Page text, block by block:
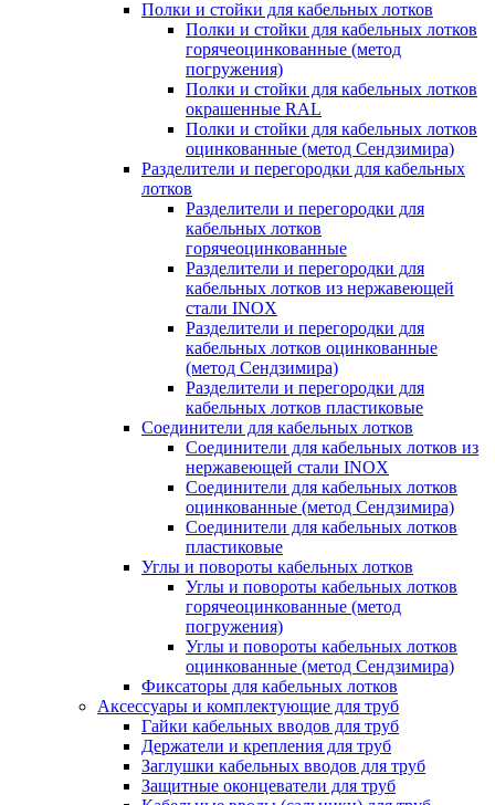
Полки и стойки для кабельных лотков
Полки и стойки для кабельных лотков
горячеоцинкованные (метод
погружения)
Полки и стойки для кабельных лотков
окрашенные RAL
Полки и стойки для кабельных лотков
оцинкованные (метод Сендзимира)
Разделители и перегородки для кабельных
лотков
Разделители и перегородки для
кабельных лотков
горячеоцинкованные
Разделители и перегородки для
кабельных лотков из нержавеющей
стали INOX
Разделители и перегородки для
кабельных лотков оцинкованные
(метод Сендзимира)
Разделители и перегородки для
кабельных лотков пластиковые
Соединители для кабельных лотков
Соединители для кабельных лотков из
нержавеющей стали INOX
Соединители для кабельных лотков
оцинкованные (метод Сендзимира)
Соединители для кабельных лотков
пластиковые
Углы и повороты кабельных лотков
Углы и повороты кабельных лотков
горячеоцинкованные (метод
погружения)
Углы и повороты кабельных лотков
оцинкованные (метод Сендзимира)
Фиксаторы для кабельных лотков
Аксессуары и комплектующие для труб
Гайки кабельных вводов для труб
Держатели и крепления для труб
Заглушки кабельных вводов для труб
Защитные оконцеватели для труб